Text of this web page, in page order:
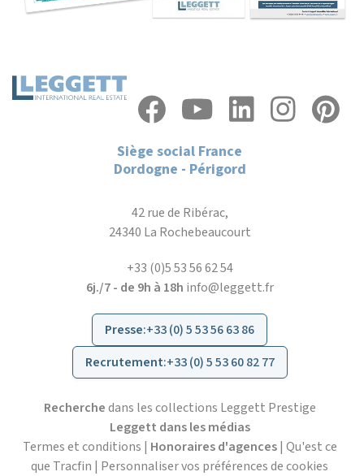
Siège social France
Dordogne - Périgord
42 rue de Ribérac,
24340 La Rochebeaucourt
+33 (0)5 53 56 62 54
6j./7 - de 9h à 18h info@leggett.fr
Presse:+33 (0) 5 53 56 63 86
Recrutement:+33 (0) 5 53 60 82 77
Recherchedans les collections Leggett Prestige
Leggett dans les médias
Termes et conditions | Honoraires d'agences| Qu'est ce
que Tracfin | Personnaliser vos préférences de cookies